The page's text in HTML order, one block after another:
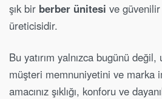
şık bir berber ünitesi ve
üreticisidir.
Bu yatırım yalnızca bugünü
müşteri memnuniyetini ve marka
amacınız şıklığı, konforu ve